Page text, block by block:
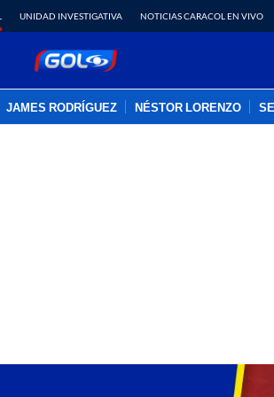
UNIDAD INVESTIGATIVA NOTICIAS CARACOL EN VIVO
JAMES RODRÍGUEZ NÉSTOR LORENZO